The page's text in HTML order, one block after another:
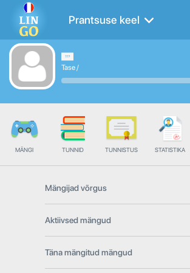
Prantsuse keel
Tase/
MÄNGI TUNNID TUNNISTUS STATISTIKA
Mängijad võrgus
Aktiivsed mängud
Täna mängitud mängud